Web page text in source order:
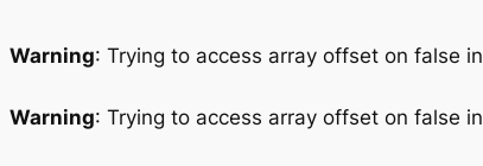
Warning: Trying to access array offset on false in
Warning: Trying to access array offset on false in